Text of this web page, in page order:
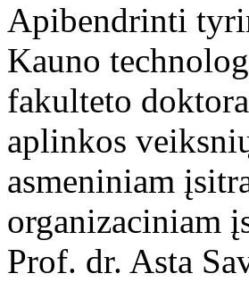
Apibendrinti
Kauno
fakulteto
aplinkos
asmeniniam
organizaciniam
Prof. dr. Asta